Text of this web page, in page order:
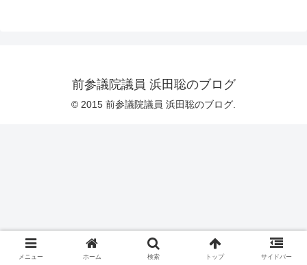
前参議院議員 浜田聡のブログ
© 2015 前参議院議員 浜田聡のブログ.
メニュー ホーム 検索 トップ サイドバー